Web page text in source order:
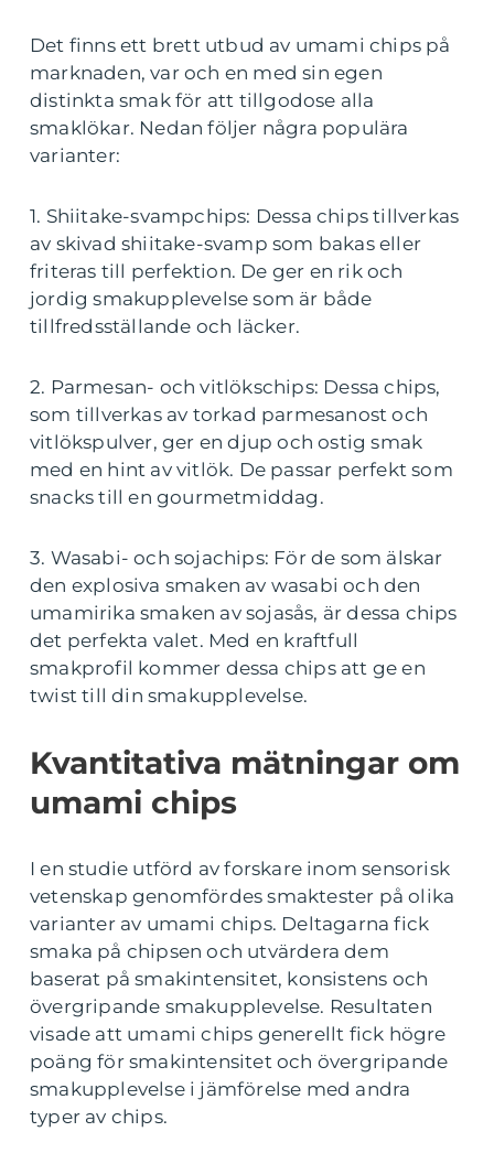
Det finns ett brett utbud av umami chips på
marknaden, var och en med sin egen
distinkta smak för att tillgodose alla
smaklökar. Nedan följer några populära
varianter:
1. Shiitake-svampchips: Dessa chips tillverkas
av skivad shiitake-svamp som bakas eller
friteras till perfektion. De ger en rik och
jordig smakupplevelse som är både
tillfredsställande och läcker.
2. Parmesan- och vitlökschips: Dessa chips,
som tillverkas av torkad parmesanost och
vitlökspulver, ger en djup och ostig smak
med en hint av vitlök. De passar perfekt som
snacks till en gourmetmiddag.
3. Wasabi- och sojachips: För de som älskar
den explosiva smaken av wasabi och den
umamirika smaken av sojasås, är dessa chips
det perfekta valet. Med en kraftfull
smakprofil kommer dessa chips att ge en
twist till din smakupplevelse.
Kvantitativa mätningar om
umami chips
I en studie utförd av forskare inom sensorisk
vetenskap genomfördes smaktester på olika
varianter av umami chips. Deltagarna fick
smaka på chipsen och utvärdera dem
baserat på smakintensitet, konsistens och
övergripande smakupplevelse. Resultaten
visade att umami chips generellt fick högre
poäng för smakintensitet och övergripande
smakupplevelse i jämförelse med andra
typer av chips.